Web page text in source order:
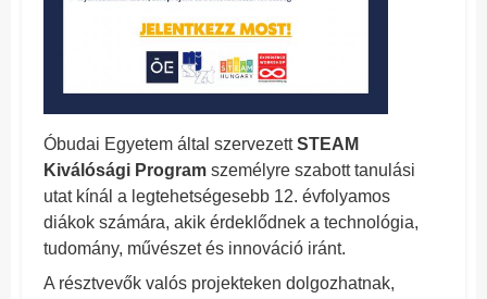
Óbudai Egyetem által szervezettSTEAM
Kiválósági Program személyre szabott tanulási
utat kínál a legtehetségesebb 12. évfolyamos
diákok számára, akik érdeklődnek a technológia,
tudomány, művészet és innováció iránt.
A résztvevők valós projekteken dolgozhatnak,